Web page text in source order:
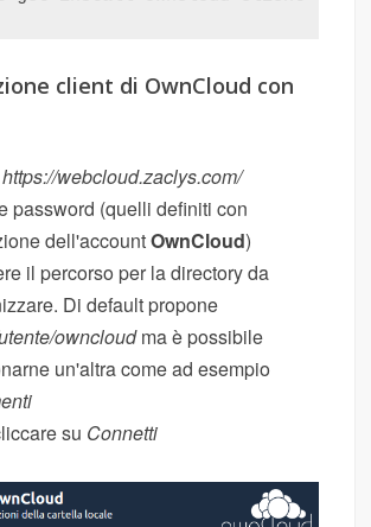
client di OwnCloud con
https://webcloud.zaclys.com/
password (quelli definiti con
dell'accountOwnCloud)
il percorso per la directory da
Di default propone
owncloudma è possibile
un'altra come ad esempio
su Connetti